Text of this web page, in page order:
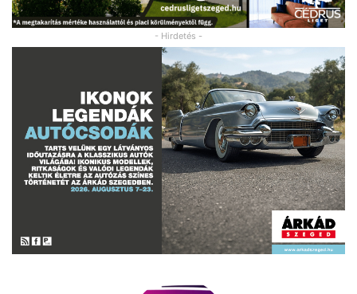
- Hirdetés -